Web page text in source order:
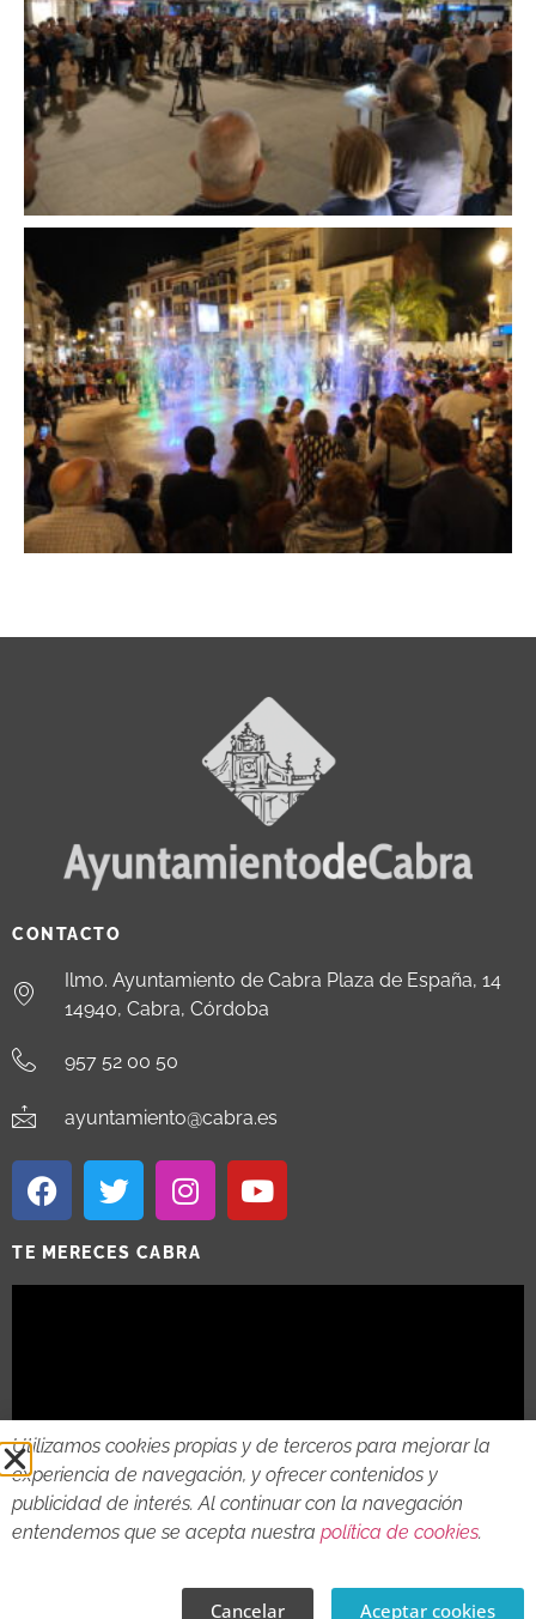
CONTACTO
Ilmo. Ayuntamiento de Cabra Plaza de España, 14
14940, Cabra, Córdoba
957 52 00 50
ayuntamiento@cabra.es
TE MERECES CABRA
2018 - 2026 © AYTO DE CABRA AVISO LEGAL
Utilizamos cookies propias y de terceros para mejorar la
experiencia de navegación, y ofrecer contenidos y
publicidad de interés. Al continuar con la navegación
entendemos que se acepta nuestra política de cookies.
Cancelar Aceptar cookies